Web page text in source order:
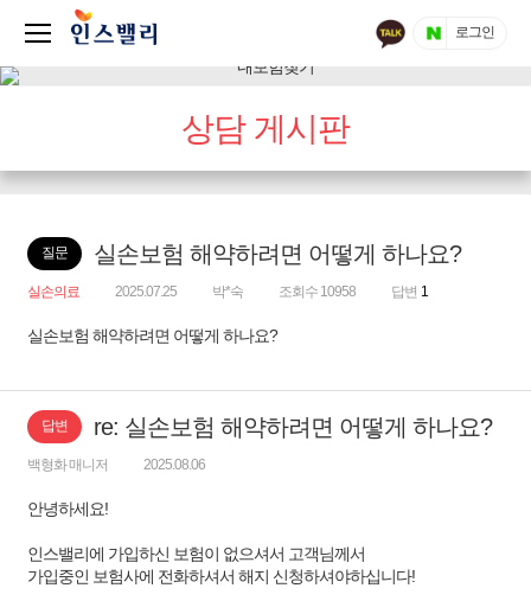
로그인
상담 게시판
질문 실손보험 해약하려면 어떻게 하나요?
실손의료 2025.07.25 박*숙 조회수 10958 답변 1
실손보험 해약하려면 어떻게 하나요?
답변 re: 실손보험 해약하려면 어떻게 하나요?
백형화 매니저 2025.08.06
안녕하세요!
인스밸리에 가입하신 보험이 없으셔서 고객님께서
가입중인 보험사에 전화하셔서 해지 신청하셔야하십니다!